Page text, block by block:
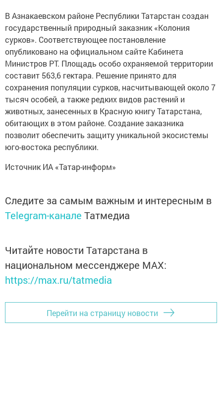
В Азнакаевском районе Республики Татарстан создан
государственный природный заказник «Колония
сурков». Соответствующее постановление
опубликовано на официальном сайте Кабинета
Министров РТ. Площадь особо охраняемой территории
составит 563,6 гектара. Решение принято для
сохранения популяции сурков, насчитывающей около 7
тысяч особей, а также редких видов растений и
животных, занесенных в Красную книгу Татарстана,
обитающих в этом районе. Создание заказника
позволит обеспечить защиту уникальной экосистемы
юго-востока республики.
Источник ИА «Татар-информ»
Следите за самым важным и интересным в
Telegram-канале Татмедиа
Читайте новости Татарстана в
национальном мессенджере MАХ:
https://max.ru/tatmedia
Перейти на страницу новости